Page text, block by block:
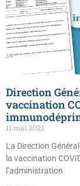
Direction
vaccination
11 mai 2021
La Direction
la vaccination
l’administration